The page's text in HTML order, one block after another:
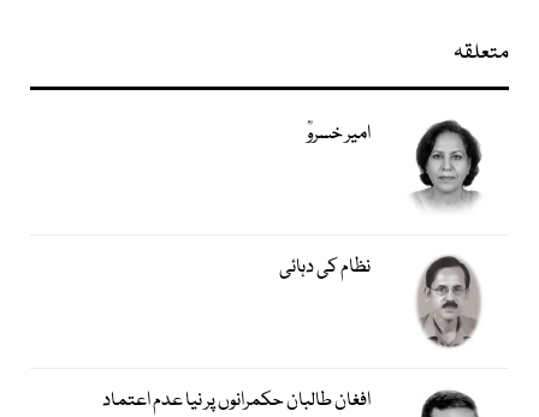
متعلقہ
امیر خسروؒ
نظام کی دہائی
افغان طالبان حکمرانوں پر نیا عدم اعتماد